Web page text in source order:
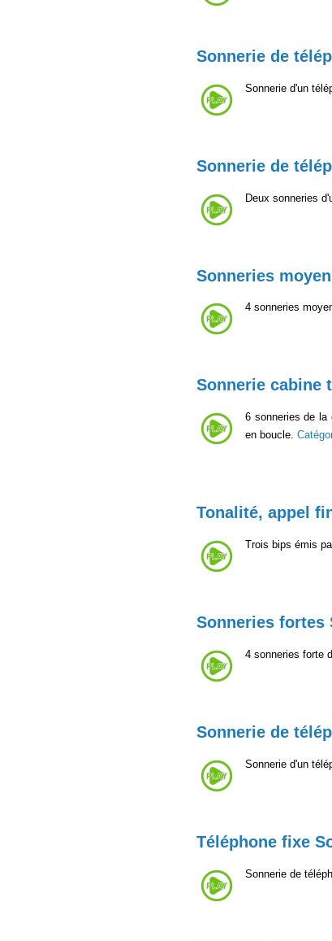
Sonnerie de
Sonnerie d'un
Sonnerie de
Deux sonneries
Sonneries
4 sonneries
Sonnerie cabine
6 sonneries de la
en boucle.
Tonalité, appel
Trois bips émis
Sonneries fortes
4 sonneries forte
Sonnerie de
Sonnerie d'un
Téléphone fixe
Sonnerie de